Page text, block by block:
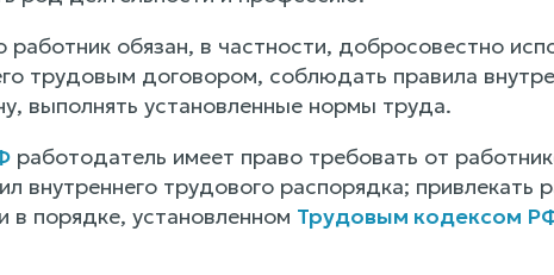
работник обязан, в частности, добросовестно
трудовым договором, соблюдать правила
выполнять установленные нормы труда.
работодатель имеет право требовать от
внутреннего трудового распорядка; привлекать
в порядке, установленном Трудовым кодексом